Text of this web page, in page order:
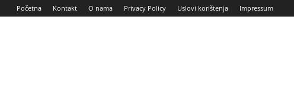
Početna Kontakt O nama Privacy Policy Uslovi korištenja Impressum